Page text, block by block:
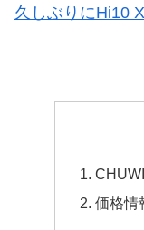
久しぶりにHi10
価格情